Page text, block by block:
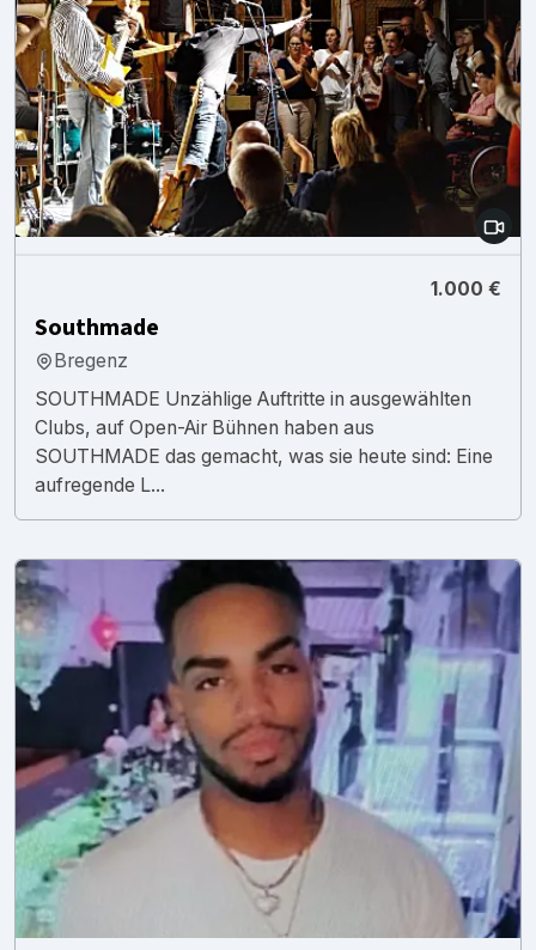
1.000 €
Southmade
Bregenz
SOUTHMADE Unzählige Auftritte in ausgewählten
Clubs, auf Open-Air Bühnen haben aus
SOUTHMADE das gemacht, was sie heute sind: Eine
aufregende L...